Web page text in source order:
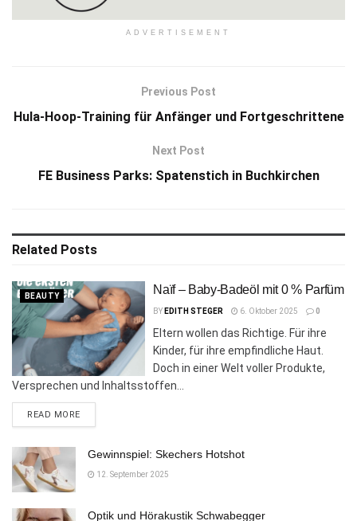
ADVERTISEMENT
Previous Post
Hula-Hoop-Training für Anfänger und Fortgeschrittene
Next Post
FE Business Parks: Spatenstich in Buchkirchen
Related Posts
BEAUTY Naïf – Baby-Badeöl mit 0 % Parfüm
BY EDITH STEGER 6. Oktober 2025 0
Eltern wollen das Richtige. Für ihre
Kinder, für ihre empfindliche Haut.
Doch in einer Welt voller Produkte,
Versprechen und Inhaltsstoffen...
READ MOREDETAILS
Gewinnspiel: Skechers Hotshot
12. September 2025
Optik und Hörakustik Schwabegger